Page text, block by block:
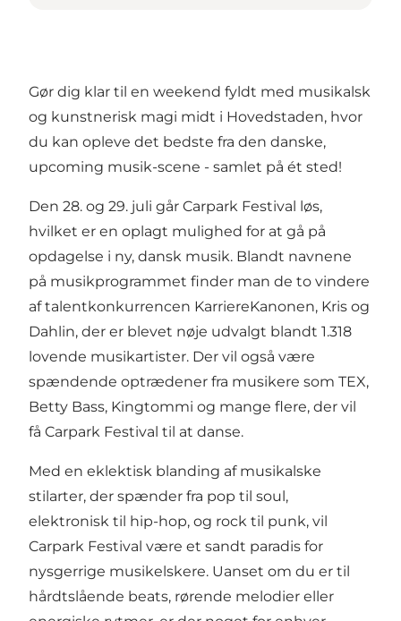
Gør dig klar til en weekend fyldt med musikalsk
og kunstnerisk magi midt i Hovedstaden, hvor
du kan opleve det bedste fra den danske,
upcoming musik-scene - samlet på ét sted!
Den 28. og 29. juli går Carpark Festival løs,
hvilket er en oplagt mulighed for at gå på
opdagelse i ny, dansk musik. Blandt navnene
på musikprogrammet finder man de to vindere
af talentkonkurrencen KarriereKanonen, Kris og
Dahlin, der er blevet nøje udvalgt blandt 1.318
lovende musikartister. Der vil også være
spændende optrædener fra musikere som TEX,
Betty Bass, Kingtommi og mange flere, der vil
få Carpark Festival til at danse.
Med en eklektisk blanding af musikalske
stilarter, der spænder fra pop til soul,
elektronisk til hip-hop, og rock til punk, vil
Carpark Festival være et sandt paradis for
nysgerrige musikelskere. Uanset om du er til
hårdtslående beats, rørende melodier eller